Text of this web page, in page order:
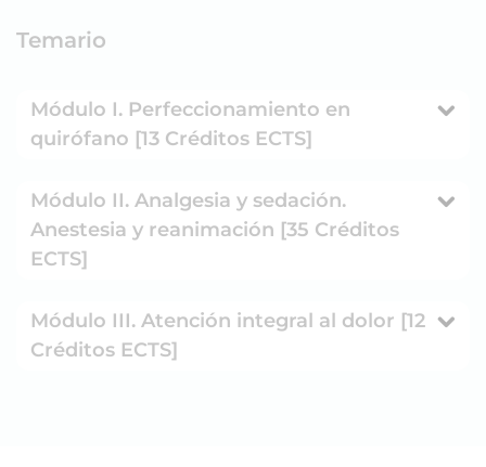
Temario
Módulo I. Perfeccionamiento en
quirófano [13 Créditos ECTS]
Módulo II. Analgesia y sedación.
Anestesia y reanimación [35 Créditos
ECTS]
Módulo III. Atención integral al dolor [12
Créditos ECTS]